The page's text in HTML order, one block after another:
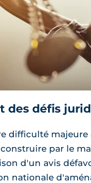
des défis
difficulté majeure
par le
d'un avis
nationale